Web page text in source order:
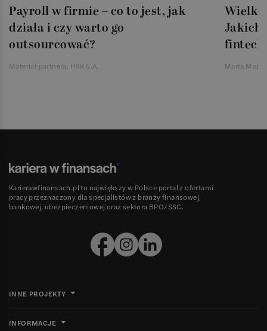
Payroll w firmie – co to jest, jak
działa i czy warto go
outsourcować?
Materiał partnera, HRK S.A.
Jakich
Marta
Karierawfinansach.pl to największy w Polsce portal z ofertami
pracy przeznaczony dla specjalistów z branży finansowej,
bankowej, ubezpieczeniowej oraz sektora BPO/SSC.
INNE PROJEKTY
INFORMACJE